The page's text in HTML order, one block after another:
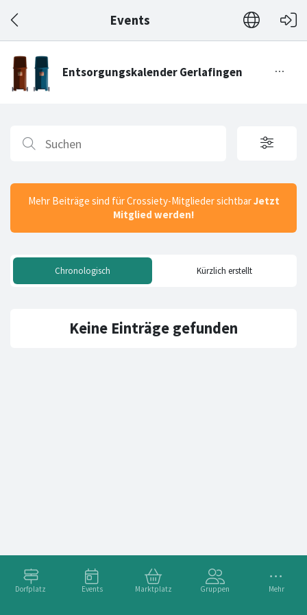
Events
Dorfplatz Events Marktplatz Gruppen Mehr
Mehr Beiträge sind für Crossiety-Mitglieder sichtbarJetzt
Mitglied werden!
Chronologisch Kürzlich erstellt
Keine Einträge gefunden